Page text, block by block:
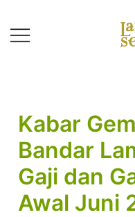
ke
konten
Kabar
Bandar
Gaji dan
Awal Juni